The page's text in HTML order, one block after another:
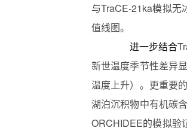
与TraCE-21ka模拟无
值线图。
进一步结合
新世温度季节性差异
温度上升）。更重要
湖泊沉积物中有机碳
ORCHIDEE的模拟验